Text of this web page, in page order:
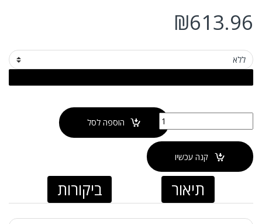
₪613.96
כמות של כיור זכוכית אינטגרלי שחור הוספה לסל
קנה עכשיו
תיאור ביקורות